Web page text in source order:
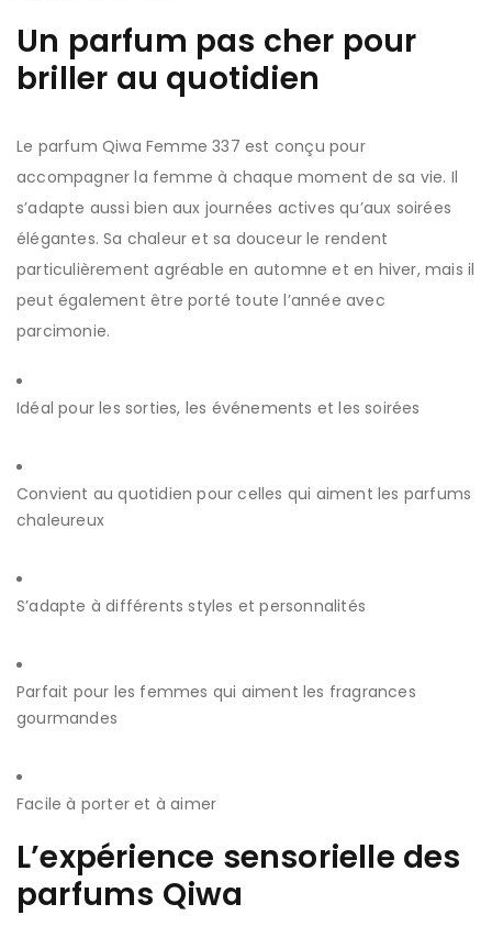
Un parfum pas cher pour
briller au quotidien
Le parfum Qiwa Femme 337 est conçu pour
accompagner la femme à chaque moment de sa vie. Il
s’adapte aussi bien aux journées actives qu’aux soirées
élégantes. Sa chaleur et sa douceur le rendent
particulièrement agréable en automne et en hiver, mais il
peut également être porté toute l’année avec
parcimonie.
Idéal pour les sorties, les événements et les soirées
Convient au quotidien pour celles qui aiment les parfums
chaleureux
S’adapte à différents styles et personnalités
Parfait pour les femmes qui aiment les fragrances
gourmandes
Facile à porter et à aimer
L’expérience sensorielle des
parfums Qiwa